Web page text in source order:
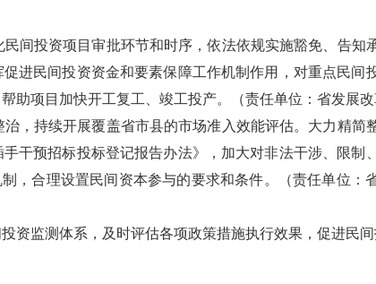
间投资项目审批环节和时序，依法依规实施豁免、告知
进民间投资资金和要素保障工作机制作用，对重点民间
项目加快开工复工、竣工投产。（责任单位：省发展改
，持续开展覆盖省市县的市场准入效能评估。大力精简
干预招标投标登记报告办法》，加大对非法干涉、限制
，合理设置民间资本参与的要求和条件。（责任单位：
监测体系，及时评估各项政策措施执行效果，促进民间